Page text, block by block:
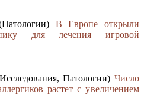
В Европе открыли
для лечения игровой
Патологии) Число
растет с увеличением